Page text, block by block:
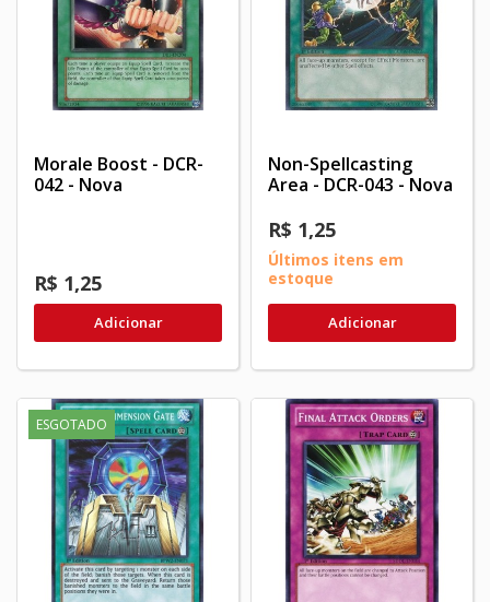
Morale Boost - DCR-
042 - Nova
R$ 1,25
Adicionar
Non-Spellcasting
Area - DCR-043 - Nova
R$ 1,25
Últimos itens em
estoque
Adicionar
ESGOTADO